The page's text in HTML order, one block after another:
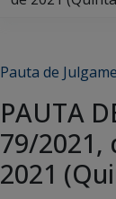
Pauta de
PAUTA
79/2021,
2021